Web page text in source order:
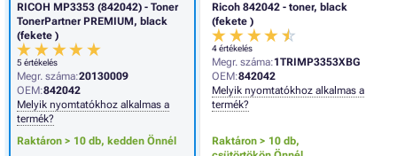
Ricoh 842042 - toner, black
(fekete )
4 értékelés
Megr. száma:1TRIMP3353XBG
OEM:842042
Melyik nyomtatókhoz alkalmas a
termék?
Raktáron > 10 db,
RICOH MP3353 (842042) - Toner
TonerPartner PREMIUM, black
(fekete )
5 értékelés
Megr. száma:20130009
OEM:842042
Melyik nyomtatókhoz alkalmas a
termék?
Raktáron > 10 db, kedden Önnél